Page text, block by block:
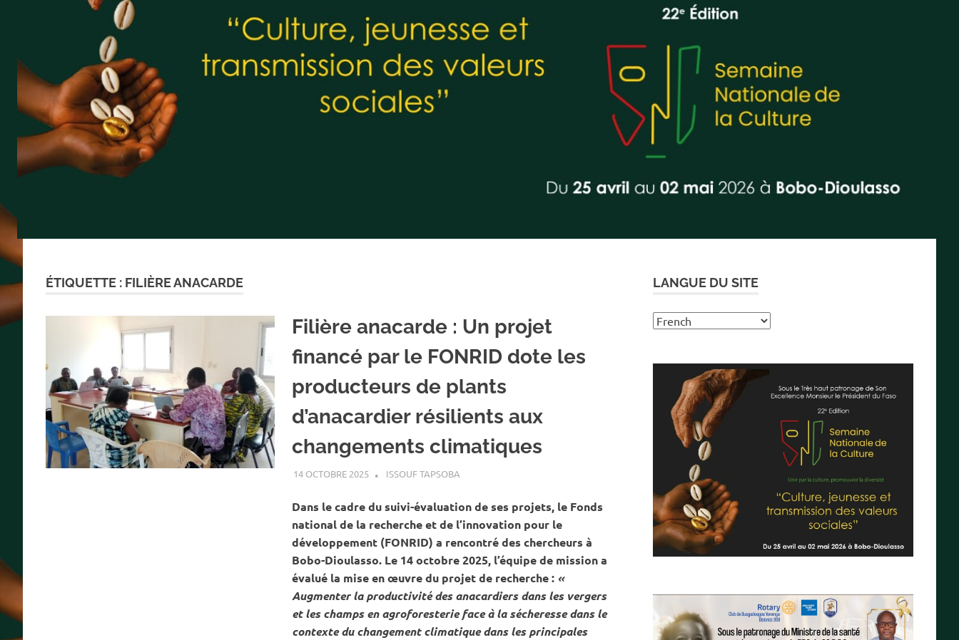
ÉTIQUETTE : FILIÈRE ANACARDE
Filière anacarde : Un projet
financé par le FONRID dote les
producteurs de plants
d’anacardier résilients aux
changements climatiques
14 OCTOBRE 2025 ISSOUF TAPSOBA
Dans le cadre du suivi-évaluation de ses projets, le Fonds
national de la recherche et de l’innovation pour le
développement (FONRID) a rencontré des chercheurs à
Bobo-Dioulasso. Le 14 octobre 2025, l’équipe de mission a
évalué la mise en œuvre du projet de recherche :«
Augmenter la productivité des anacardiers dans les vergers
et les champs en agroforesterie face à la sécheresse dans le
contexte du changement climatique dans les principales
LANGUE DU SITE